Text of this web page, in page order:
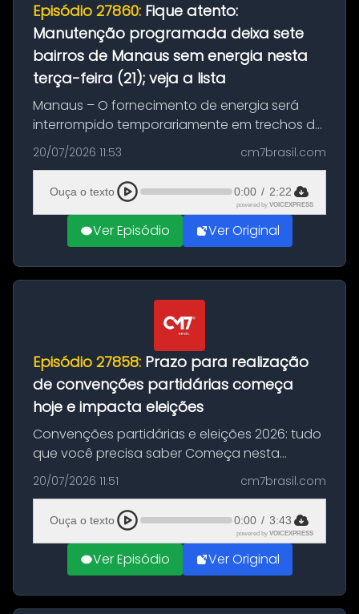
Episódio 27860: Fique atento:
Manutenção programada deixa sete
bairros de Manaus sem energia nesta
terça-feira (21); veja a lista
Manaus – O fornecimento de energia será
interrompido temporariamente em trechos de
sete bairros de Manaus nesta terça-feira (21).
A suspensão programada ocorrerá para a
execução de serviços de manuten...
20/07/2026 11:53 cm7brasil.com
Ouça o texto 0:00 / 2:22
powered by VOICEXPRESS
Ver Episódio Ver Original
Episódio 27858: Prazo para realização
de convenções partidárias começa
hoje e impacta eleições
Convenções partidárias e eleições 2026: tudo
que você precisa saber Começa nesta
segunda-feira e vai até 5 de agosto o prazo
para que partidos políticos e federações
partidárias realizem suas convençõ...
20/07/2026 11:51 cm7brasil.com
Ouça o texto 0:00 / 3:43
powered by VOICEXPRESS
Ver Episódio Ver Original